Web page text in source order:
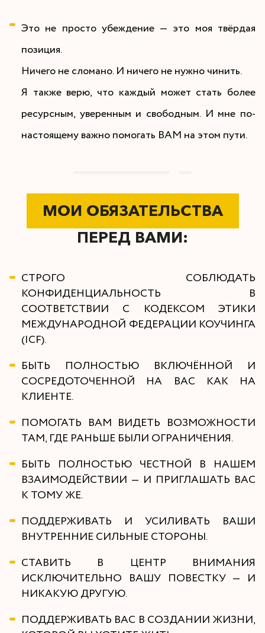
Это не просто убеждение — это моя твёрдая
позиция.
Ничего не сломано. И ничего не нужно чинить.
Я также верю, что каждый может стать более
ресурсным, уверенным и свободным. И мне по-
настоящему важно помогать ВАМ на этом пути.
МОИ ОБЯЗАТЕЛЬСТВА
ПЕРЕД ВАМИ:
СТРОГО СОБЛЮДАТЬ
КОНФИДЕНЦИАЛЬНОСТЬ В
СООТВЕТСТВИИ С КОДЕКСОМ ЭТИКИ
МЕЖДУНАРОДНОЙ ФЕДЕРАЦИИ КОУЧИНГА
(ICF).
БЫТЬ ПОЛНОСТЬЮ ВКЛЮЧЁННОЙ И
СОСРЕДОТОЧЕННОЙ НА ВАС КАК НА
КЛИЕНТЕ.
ПОМОГАТЬ ВАМ ВИДЕТЬ ВОЗМОЖНОСТИ
ТАМ, ГДЕ РАНЬШЕ БЫЛИ ОГРАНИЧЕНИЯ.
БЫТЬ ПОЛНОСТЬЮ ЧЕСТНОЙ В НАШЕМ
ВЗАИМОДЕЙСТВИИ — И ПРИГЛАШАТЬ ВАС
К ТОМУ ЖЕ.
ПОДДЕРЖИВАТЬ И УСИЛИВАТЬ ВАШИ
ВНУТРЕННИЕ СИЛЬНЫЕ СТОРОНЫ.
СТАВИТЬ В ЦЕНТР ВНИМАНИЯ
ИСКЛЮЧИТЕЛЬНО ВАШУ ПОВЕСТКУ — И
НИКАКУЮ ДРУГУЮ.
ПОДДЕРЖИВАТЬ ВАС В СОЗДАНИИ ЖИЗНИ,